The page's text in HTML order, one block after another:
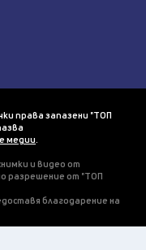
права запазени "ТОП
медии
и видео от
разрешение от "ТОП
благодарение на